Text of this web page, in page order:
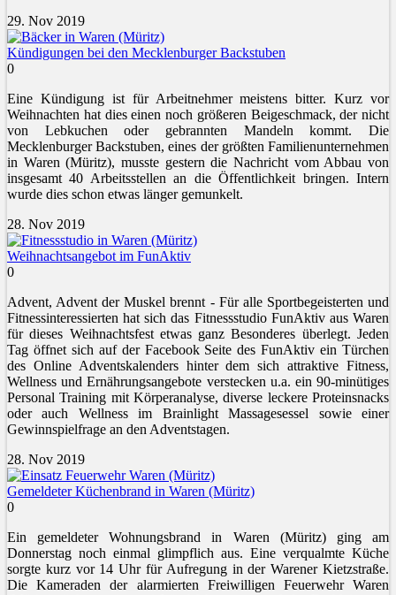
29. Nov 2019
Kündigungen bei den Mecklenburger Backstuben
0
Eine Kündigung ist für Arbeitnehmer meistens bitter. Kurz vor
Weihnachten hat dies einen noch größeren Beigeschmack, der nicht
von Lebkuchen oder gebrannten Mandeln kommt. Die
Mecklenburger Backstuben, eines der größten Familienunternehmen
in Waren (Müritz), musste gestern die Nachricht vom Abbau von
insgesamt 40 Arbeitsstellen an die Öffentlichkeit bringen. Intern
wurde dies schon etwas länger gemunkelt.
28. Nov 2019
Weihnachtsangebot im FunAktiv
0
Advent, Advent der Muskel brennt - Für alle Sportbegeisterten und
Fitnessinteressierten hat sich das Fitnessstudio FunAktiv aus Waren
für dieses Weihnachtsfest etwas ganz Besonderes überlegt. Jeden
Tag öffnet sich auf der Facebook Seite des FunAktiv ein Türchen
des Online Adventskalenders hinter dem sich attraktive Fitness,
Wellness und Ernährungsangebote verstecken u.a. ein 90-minütiges
Personal Training mit Körperanalyse, diverse leckere Proteinsnacks
oder auch Wellness im Brainlight Massagesessel sowie einer
Gewinnspielfrage an den Adventstagen.
28. Nov 2019
Gemeldeter Küchenbrand in Waren (Müritz)
0
Ein gemeldeter Wohnungsbrand in Waren (Müritz) ging am
Donnerstag noch einmal glimpflich aus. Eine verqualmte Küche
sorgte kurz vor 14 Uhr für Aufregung in der Warener Kietzstraße.
Die Kameraden der alarmierten Freiwilligen Feuerwehr Waren